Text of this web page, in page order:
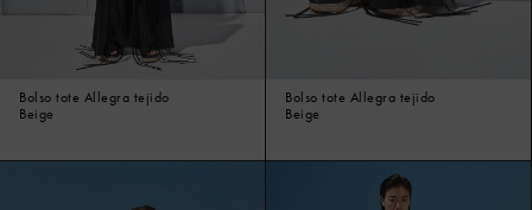
Bolso tote Allegra tejido
Beige
Bolso tote Allegra tejido
Beige